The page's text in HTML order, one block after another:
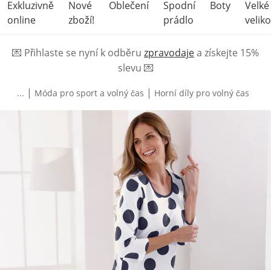
Exkluzivně
online
Nové
zboží!
Oblečení
Spodní
prádlo
Boty
Velké
💌 Přihlaste se nyní k odběru zpravodajea získejte 15%
slevu 💌
... | Móda pro sport a volný čas | Horní díly pro volný čas